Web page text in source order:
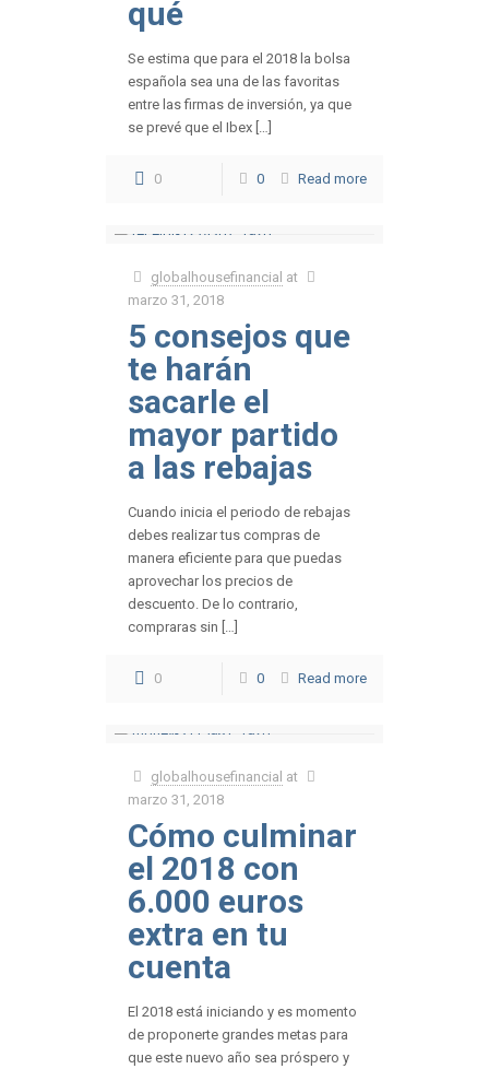
qué
Se estima que para el 2018 la bolsa
española sea una de las favoritas
entre las firmas de inversión, ya que
se prevé que el Ibex […]
0 0 Read more
globalhousefinancial at
marzo 31, 2018
5 consejos que
te harán
sacarle el
mayor partido
a las rebajas
Cuando inicia el periodo de rebajas
debes realizar tus compras de
manera eficiente para que puedas
aprovechar los precios de
descuento. De lo contrario,
compraras sin […]
0 0 Read more
globalhousefinancial at
marzo 31, 2018
Cómo culminar
el 2018 con
6.000 euros
extra en tu
cuenta
El 2018 está iniciando y es momento
de proponerte grandes metas para
que este nuevo año sea próspero y